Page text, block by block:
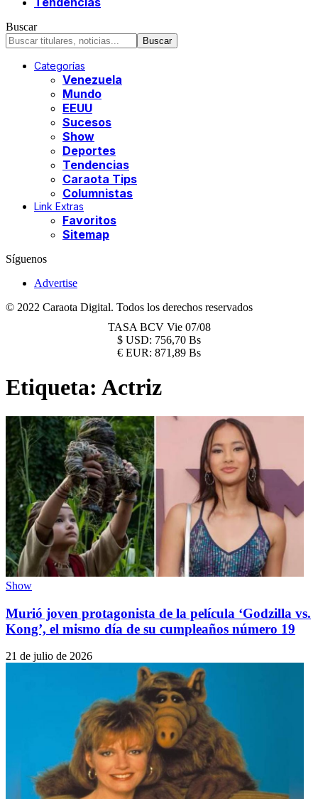
Buscar
Categorías
Venezuela
Mundo
EEUU
Sucesos
Show
Deportes
Tendencias
Caraota Tips
Columnistas
Link Extras
Favoritos
Sitemap
Síguenos
Advertise
© 2022 Caraota Digital. Todos los derechos reservados
TASA BCV Vie 07/08
$ USD: 756,70 Bs
€ EUR: 871,89 Bs
Etiqueta: Actriz
Show
Murió joven protagonista de la película ‘Godzilla vs.
Kong’, el mismo día de su cumpleaños número 19
21 de julio de 2026